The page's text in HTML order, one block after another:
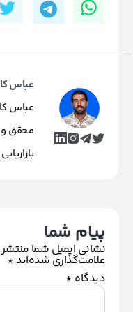
عباس
عباس
محقق و
پیام شما
نشانی ایمیل شما
علامت‌گذاری شده‌اند*
دیدگاه *